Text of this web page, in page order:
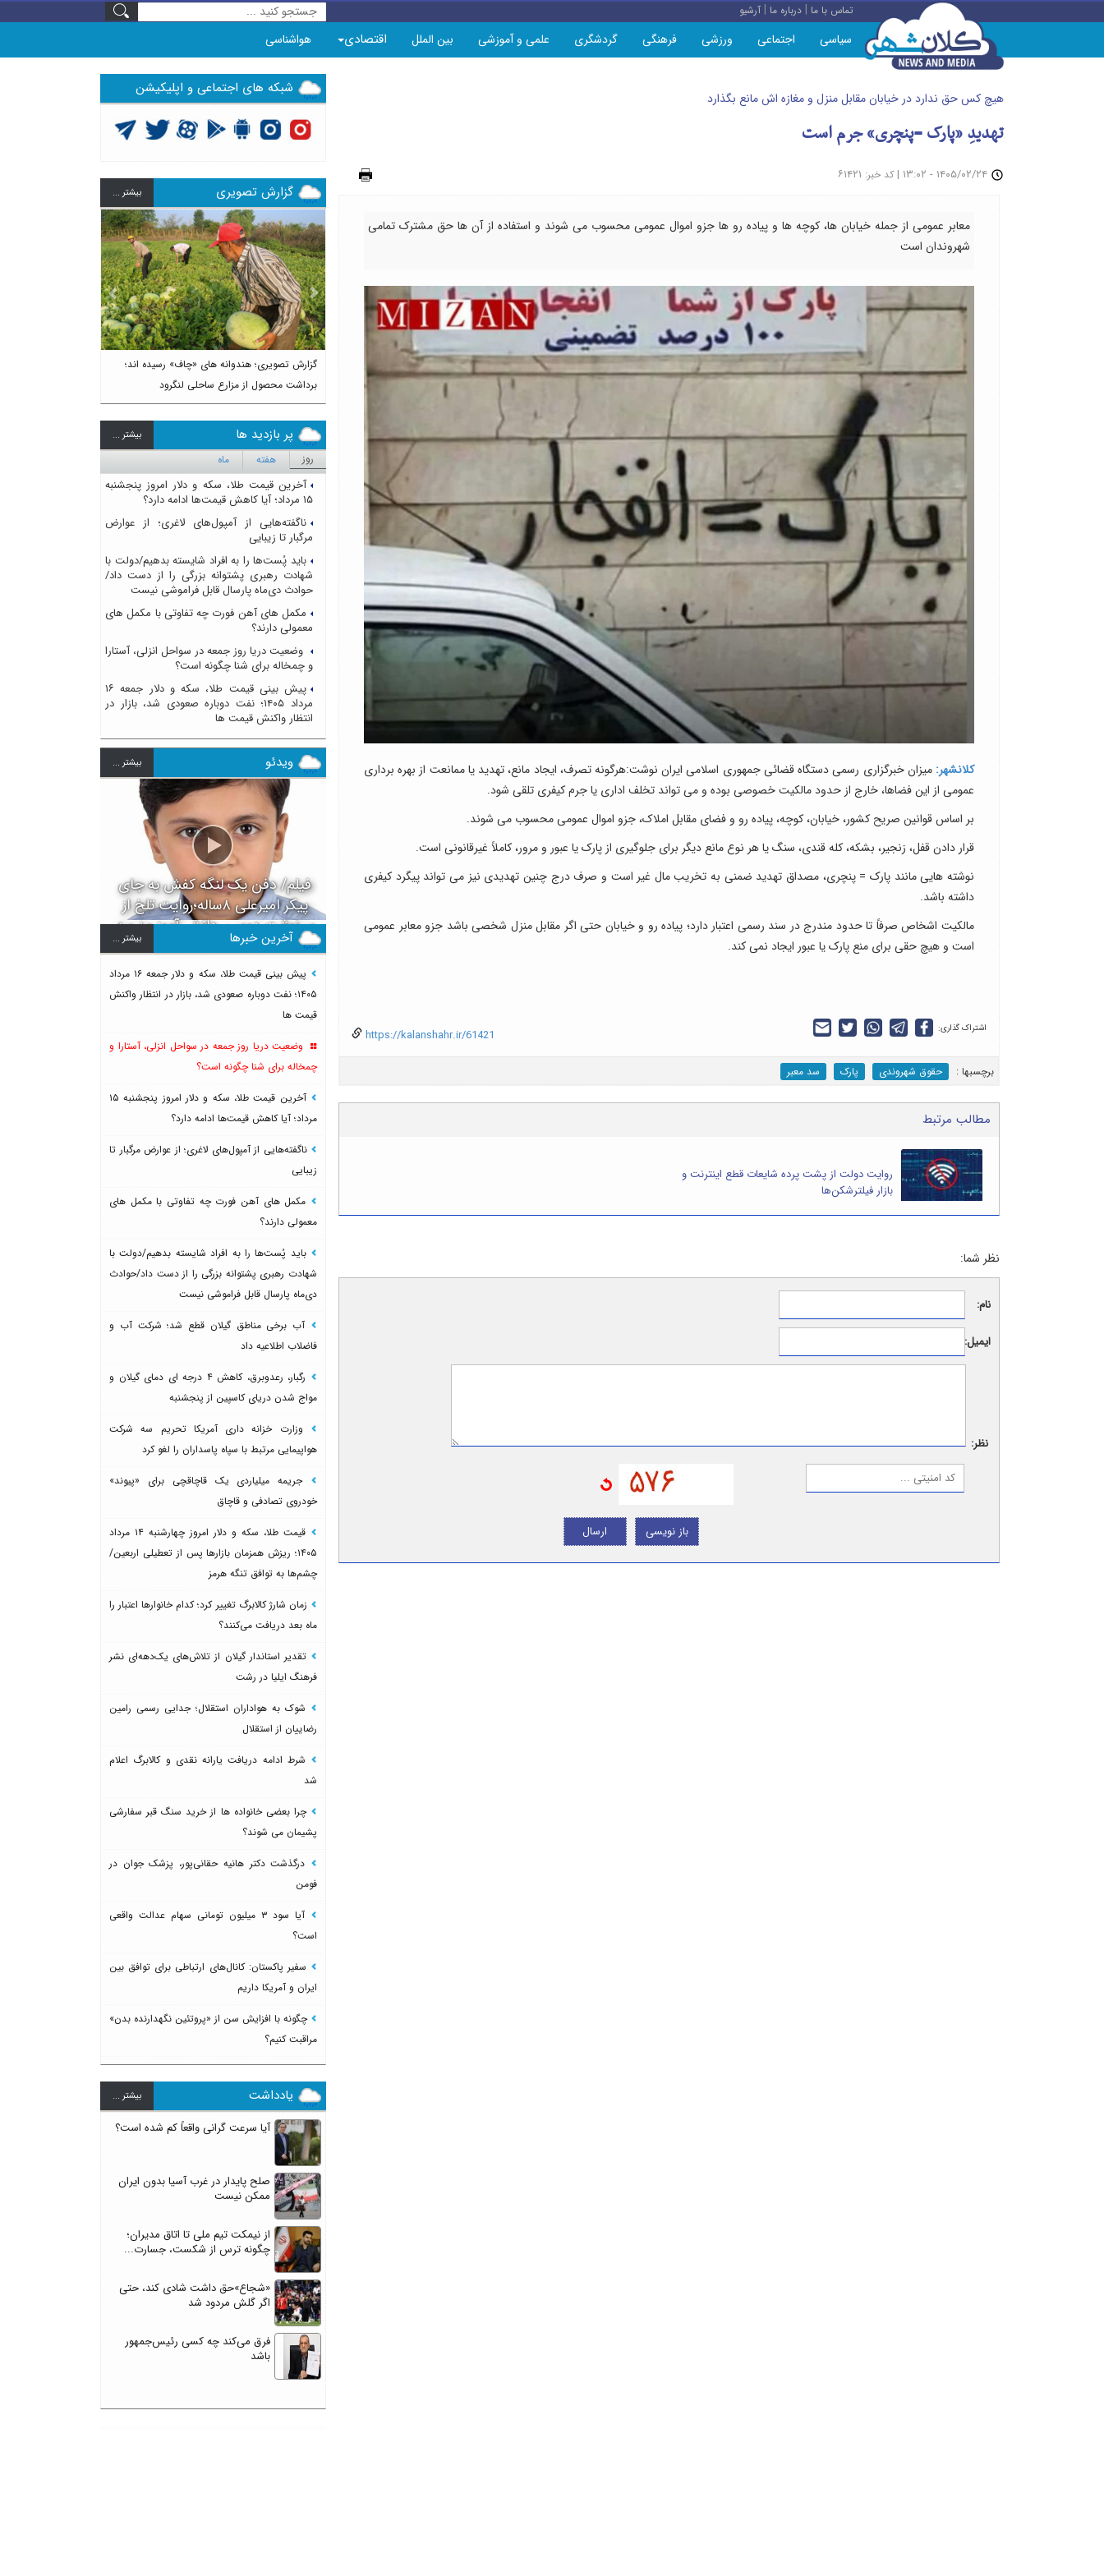
تماس با ما |درباره ما |آرشیو
سیاسی اجتماعی ورزشی فرهنگی گردشگری علمی و آموزشی بین الملل اقتصادی هواشناسی
هیچ کس حق ندارد در خیابان مقابل منزل و مغازه اش مانع بگذارد
تهدیدِ «پارک =پنچری» جرم است
| کد خبر: ۶۱۴۲۱
معابر عمومی از جمله خیابان ها، کوچه ها و پیاده رو ها جزو اموال عمومی محسوب می شوند و استفاده از آن ها حق مشترک تمامی
شهروندان است
کلانشهر: میزان خبرگزاری رسمی دستگاه قضائی جمهوری اسلامی ایران نوشت:هرگونه تصرف، ایجاد مانع، تهدید یا ممانعت از بهره برداری
عمومی از این فضاها، خارج از حدود مالکیت خصوصی بوده و می تواند تخلف اداری یا جرم کیفری تلقی شود.
بر اساس قوانین صریح کشور، خیابان، کوچه، پیاده رو و فضای مقابل املاک، جزو اموال عمومی محسوب می شوند.
قرار دادن قفل، زنجیر، بشکه، کله قندی، سنگ یا هر نوع مانع دیگر برای جلوگیری از پارک یا عبور و مرور، کاملاً غیرقانونی است.
نوشته هایی مانند پارک = پنچری، مصداق تهدید ضمنی به تخریب مال غیر است و صرف درج چنین تهدیدی نیز می تواند پیگرد کیفری
داشته باشد.
مالکیت اشخاص صرفاً تا حدود مندرج در سند رسمی اعتبار دارد؛ پیاده رو و خیابان حتی اگر مقابل منزل شخصی باشد جزو معابر عمومی
است و هیچ حقی برای منع پارک یا عبور ایجاد نمی کند.
https://kalanshahr.ir/61421 اشتراک گذاری:
برچسب‎ها : حقوق شهروندی پارک سد معبر
مطالب مرتبط
روایت دولت از پشت پرده شایعات قطع اینترنت و
بازار فیلترشکن‌ها
نظر شما:
نام:
ایمیل:
نظر:
ارسال باز نویسی
شبکه های اجتماعی و اپلیکیشن
گزارش تصویری بيشتر ...
گزارش تصویری؛ هندوانه های «چاف» رسیده اند؛
برداشت محصول از مزارع ساحلی لنگرود
Previous Next
پر بازدید ها بيشتر ...
روز هفته ماه
آخرین قیمت طلا، سکه و دلار امروز پنجشنبه
۱۵ مرداد؛ آیا کاهش قیمت‌ها ادامه دارد؟
ناگفته‌هایی از آمپول‌های لاغری؛ از عوارض
مرگبار تا زیبایی
باید پُست‌ها را به افراد شایسته بدهیم/دولت با
شهادت رهبری پشتوانه بزرگی را از دست داد/
حوادث دی‌ماه پارسال قابل فراموشی نیست
مکمل های آهن فورت چه تفاوتی با مکمل های
معمولی دارند؟
وضعیت دریا روز جمعه در سواحل انزلی، آستارا
و چمخاله برای شنا چگونه است؟
پیش بینی قیمت طلا، سکه و دلار جمعه ۱۶
مرداد ۱۴۰۵؛ نفت دوباره صعودی شد، بازار در
انتظار واکنش قیمت ها
ویدئو بيشتر ...
فیلم/ دفن یک لنگه کفش به جای
پیکر امیرعلی ۸ساله؛روایت تلخ از
سرنوشت دومین دانش آموز مدرسه
میناب بعد از ماکان
آخرین خبرها بيشتر ...
پیش بینی قیمت طلا، سکه و دلار جمعه ۱۶ مرداد
۱۴۰۵؛ نفت دوباره صعودی شد، بازار در انتظار واکنش
قیمت ها
وضعیت دریا روز جمعه در سواحل انزلی، آستارا و
چمخاله برای شنا چگونه است؟
آخرین قیمت طلا، سکه و دلار امروز پنجشنبه ۱۵
مرداد؛ آیا کاهش قیمت‌ها ادامه دارد؟
ناگفته‌هایی از آمپول‌های لاغری؛ از عوارض مرگبار تا
زیبایی
مکمل های آهن فورت چه تفاوتی با مکمل های
معمولی دارند؟
باید پُست‌ها را به افراد شایسته بدهیم/دولت با
شهادت رهبری پشتوانه بزرگی را از دست داد/حوادث
دی‌ماه پارسال قابل فراموشی نیست
آب برخی مناطق گیلان قطع شد؛ شرکت آب و
فاضلاب اطلاعیه داد
رگبار، رعدوبرق، کاهش ۴ درجه ای دمای گیلان و
مواج شدن دریای کاسپین از پنجشنبه
وزارت خزانه داری آمریکا تحریم سه شرکت
هواپیمایی مرتبط با سپاه پاسداران را لغو کرد
جریمه میلیاردی یک قاچاقچی برای «پیوند»
خودروی تصادفی و قاچاق
قیمت طلا، سکه و دلار امروز چهارشنبه ۱۴ مرداد
۱۴۰۵؛ ریزش همزمان بازارها پس از تعطیلی اربعین/
چشم‌ها به توافق تنگه هرمز
زمان شارژ کالابرگ تغییر کرد؛ کدام خانوارها اعتبار را
ماه بعد دریافت می‌کنند؟
تقدیر استاندار گیلان از تلاش‌های یک‌دهه‌ای نشر
فرهنگ ایلیا در رشت
شوک به هواداران استقلال؛ جدایی رسمی رامین
رضاییان از استقلال
شرط ادامه دریافت یارانه نقدی و کالابرگ اعلام
شد
چرا بعضی خانواده ها از خرید سنگ قبر سفارشی
پشیمان می شوند؟
درگذشت دکتر هانیه حقانی‌پور، پزشک جوان در
فومن
آیا سود ۳ میلیون تومانی سهام عدالت واقعی
است؟
سفیر پاکستان: کانال‌های ارتباطی برای توافق بین
ایران و آمریکا داریم
چگونه با افزایش سن از «پروتئین نگهدارنده بدن»
مراقبت کنیم؟
یادداشت بيشتر ...
آیا سرعت گرانی واقعاً کم شده است؟
صلح پایدار در غرب آسیا بدون ایران
ممکن نیست
از نیمکت تیم ملی تا اتاق مدیران؛
چگونه ترس از شکست، جسارت...
«شجاع»حق داشت شادی کند، حتی
اگر گلش مردود شد
فرق می‌کند چه کسی رئیس‌جمهور
باشد